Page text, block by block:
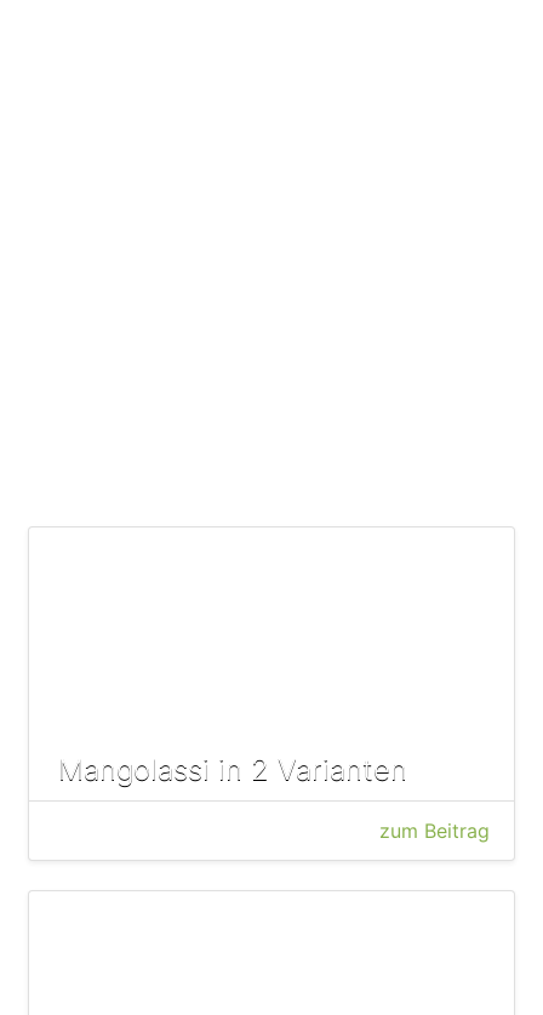
Mangolassi in 2 Varianten
zum Beitrag